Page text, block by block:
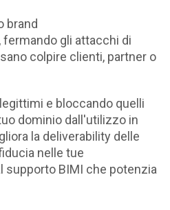
brand
fermando gli attacchi di
colpire clienti, partner o
e bloccando quelli
dominio dall'utilizzo in
la deliverability delle
nelle tue
supporto BIMI che potenzia